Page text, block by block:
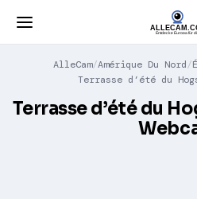
AlleCam Amérique Du Nord
Terrasse d’été du
Terrasse d’été du